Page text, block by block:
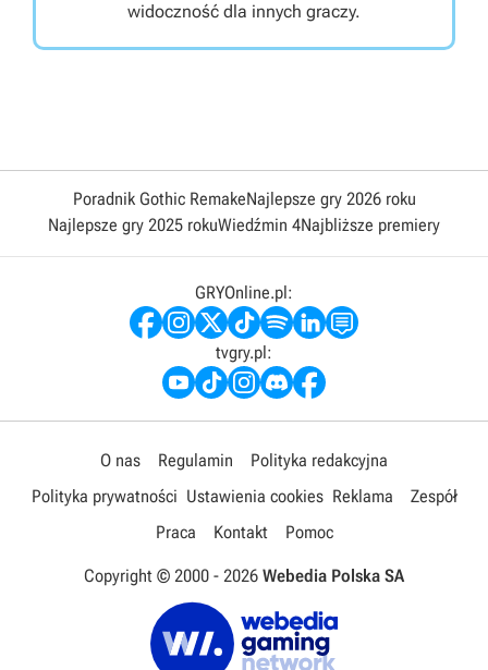
widoczność dla innych graczy.
Poradnik Gothic RemakeNajlepsze gry 2026 roku
Najlepsze gry 2025 rokuWiedźmin 4Najbliższe premiery
GRYOnline.pl:
tvgry.pl:
O nas Regulamin
Polityka redakcyjna
Polityka prywatności Ustawienia cookies Reklama
Zespół
Praca
Kontakt Pomoc
Copyright © 2000 - 2026 Webedia Polska SA